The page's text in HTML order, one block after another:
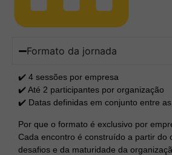
Formato da jornada
✔️ 4 sessões por empresa
✔️ Até 2 participantes por organização
✔️ Datas definidas em conjunto entre
Por que o formato é exclusivo por
Cada encontro é construído a partir do
desafios e da maturidade da